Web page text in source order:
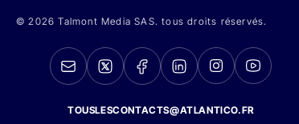
© 2026 Talmont Media SAS. tous droits réservés.
TOUSLESCONTACTS@ATLANTICO.FR